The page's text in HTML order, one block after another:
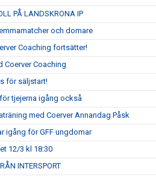
PÅ LANDSKRONA IP
och domare
Coaching fortsätter!
Coerver Coaching
för säljstart!
tjejerna igång också
med Coerver Annandag Påsk
igång för GFF ungdomar
12/3 kl 18:30
INTERSPORT